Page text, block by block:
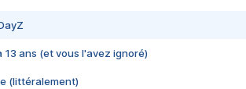
13 ans (et vous l'avez ignoré)
(littéralement)